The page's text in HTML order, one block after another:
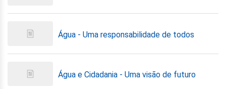
Água - Uma responsabilidade de todos
Água e Cidadania - Uma visão de futuro